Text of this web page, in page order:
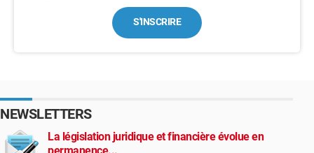
S'INSCRIRE
NEWSLETTERS
La législation juridique et financière évolue en